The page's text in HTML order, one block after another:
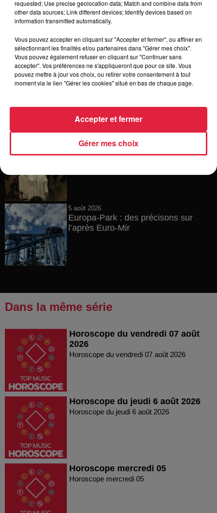
6 août 2026
Tags antisémites à Strasbourg :
6 août 2026
Au zoo de Mulhouse : rencontre
6 août 2026
Les dernières infos sur la venue du
5 août 2026
Europa-Park : des précisons sur
l’après Euro-Mir
Dans la même série
Horoscope du vendredi 07 août
2026
Horoscope du vendredi 07 août 2026
Horoscope du jeudi 6 août 2026
Horoscope du jeudi 6 août 2026
Horoscope mercredi 05
Horoscope mercredi 05
requested; Use precise geolocation data; Match and combine data from
other data sources; Link different devices; Identify devices based on
information transmitted automatically.
Vous pouvez accepter en cliquant sur "Accepter et fermer", ou affiner en
sélectionnant les finalités et/ou partenaires dans "Gérer mes choix".
Vous pouvez également refuser en cliquant sur "Continuer sans
accepter". Vos préférences ne s'appliqueront que pour ce site. Vous
pouvez mettre à jour vos choix, ou retirer votre consentement à tout
moment via le lien "Gérer les cookies" situé en bas de chaque page.
Gérer mes choix
Accepter et fermer